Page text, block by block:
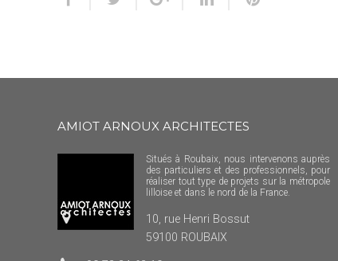
AMIOT ARNOUX ARCHITECTES
Situés à Roubaix, nous intervenons auprès
des particuliers et des professionnels, pour
réaliser tout type de projets sur la métropole
lilloise et dans le nord de la France.
10, rue Henri Bossut
59100 ROUBAIX